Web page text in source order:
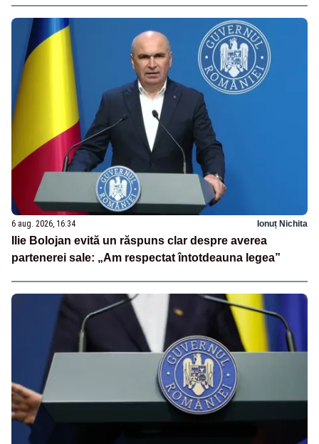
6 aug. 2026, 16:34 Ionuț Nichita
Ilie Bolojan evită un răspuns clar despre averea
partenerei sale: „Am respectat întotdeauna legea”